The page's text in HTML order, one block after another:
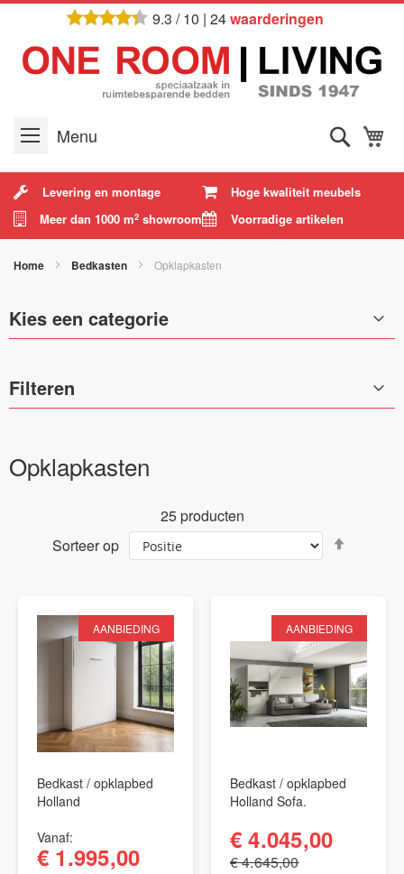
Ga
naar
de
inhoud
9.3 / 10 | 24waarderingen
Menu Zoek
Levering en montage
Hoge kwaliteit meubels
Meer dan 1000 m2 showroom Voorradige artikelen
Home Bedkasten Opklapkasten
Opklapkasten
25producten
Sorteer op
AANBIEDING
Bedkast / opklapbed
Holland
Vanaf
€ 1.995,00
AANBIEDING
Bedkast / opklapbed
Holland Sofa.
€ 4.045,00
€ 4.645,00
Kies een categorie
Filteren